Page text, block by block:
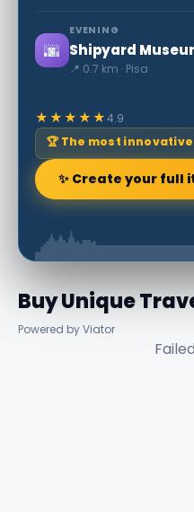
🌆
EVENING
Shipyard
📍 0.7 km · Pisa
★★★★★4.9
🏆 The most
✨ Create your full
Buy Unique
Powered by Viator